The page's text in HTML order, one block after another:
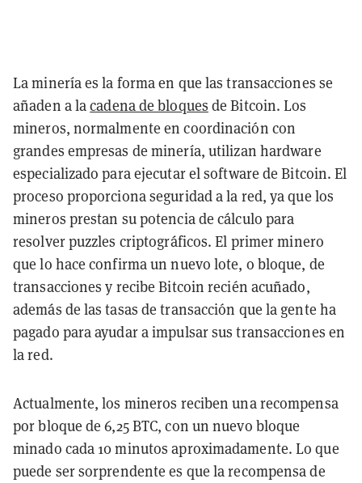
La minería es la forma en que las transacciones se
añaden a lacadena de bloques de Bitcoin. Los
mineros, normalmente en coordinación con
grandes empresas de minería, utilizan hardware
especializado para ejecutar el software de Bitcoin. El
proceso proporciona seguridad a la red, ya que los
mineros prestan su potencia de cálculo para
resolver puzzles criptográficos. El primer minero
que lo hace confirma un nuevo lote, o bloque, de
transacciones y recibe Bitcoin recién acuñado,
además de las tasas de transacción que la gente ha
pagado para ayudar a impulsar sus transacciones en
la red.
Actualmente, los mineros reciben una recompensa
por bloque de 6,25 BTC, con un nuevo bloque
minado cada 10 minutos aproximadamente. Lo que
puede ser sorprendente es que la recompensa de